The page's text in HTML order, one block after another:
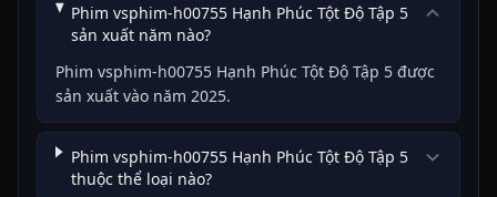
Phim vsphim-h00755 Hạnh Phúc Tột Độ Tập 5
sản xuất năm nào?
Phim vsphim-h00755 Hạnh Phúc Tột Độ Tập 5 được
sản xuất vào năm 2025.
Phim vsphim-h00755 Hạnh Phúc Tột Độ Tập 5
thuộc thể loại nào?